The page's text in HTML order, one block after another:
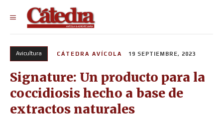
Avicultura CÁTEDRA AVÍCOLA 19 SEPTIEMBRE, 2023
Signature: Un producto para la
coccidiosis hecho a base de
extractos naturales